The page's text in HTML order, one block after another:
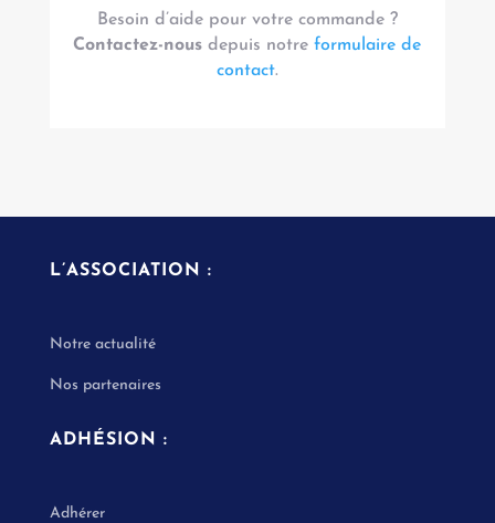
Besoin d’aide pour votre commande ?
Contactez-nous depuis notreformulaire de
contact.
L’ASSOCIATION :
Notre actualité
Nos partenaires
ADHÉSION :
Adhérer